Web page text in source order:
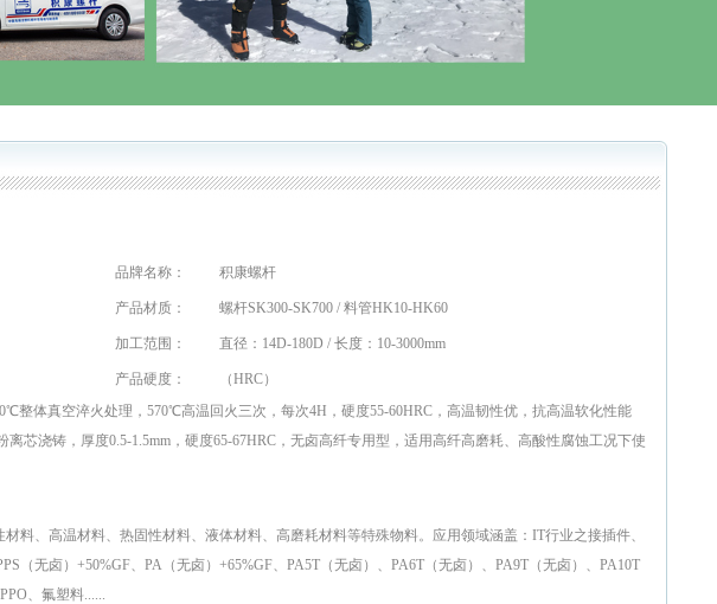
品牌名称： 积康螺杆
产品材质： 螺杆SK300-SK700 / 料管HK10-HK60
加工范围： 直径：14D-180D / 长度：10-3000mm
产品硬度： （HRC）
整体真空淬火处理，570℃高温回火三次，每次4H，硬度55-60HRC，高温韧性优，抗高温软化性能
芯浇铸，厚度0.5-1.5mm，硬度65-67HRC，无卤高纤专用型，适用高纤高磨耗、高酸性腐蚀工况下使
料、高温材料、热固性材料、液体材料、高磨耗材料等特殊物料。应用领域涵盖：IT行业之接插件、
（无卤）+50%GF、PA（无卤）+65%GF、PA5T（无卤）、PA6T（无卤）、PA9T（无卤）、PA10T
、氟塑料......